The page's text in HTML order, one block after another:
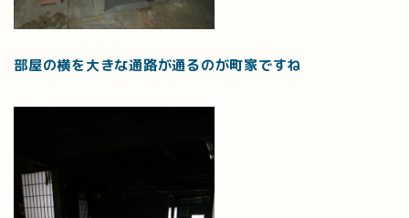
部屋の横を大きな通路が通るのが町家ですね